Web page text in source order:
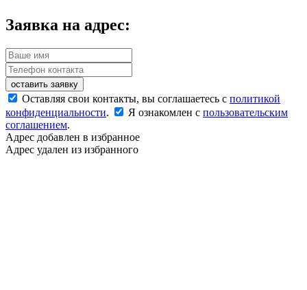
Заявка на адрес:
оставить заявку
Оставляя свои контакты, вы соглашаетесь с политикой
конфиденциальности. Я ознакомлен с пользовательским
соглашением.
Адрес добавлен в избранное
Адрес удален из избранного